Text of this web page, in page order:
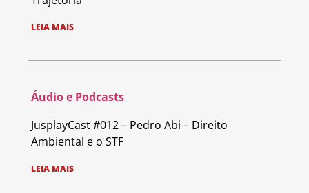
LEIA MAIS
Áudio e Podcasts
JusplayCast #012 – Pedro Abi – Direito
Ambiental e o STF
LEIA MAIS